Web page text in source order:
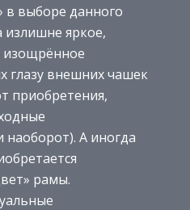
в выборе данного
яркое,
изощрённое
глазу внешних чашек
приобретения,
наоборот). А иногда
рамы.